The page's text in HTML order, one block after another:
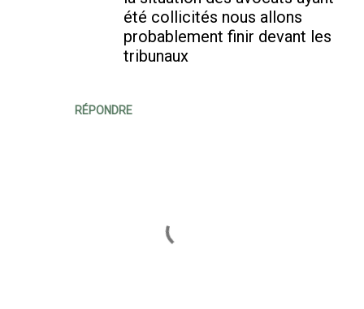
RÉPONDRE
été collicités nous allons
probablement finir devant les
tribunaux